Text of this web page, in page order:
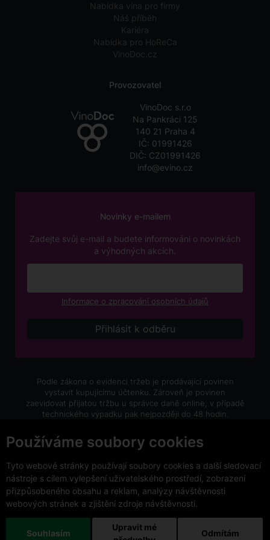
Používáme soubory cookies
Tyto webové stránky používají soubory cookies a další sledovací
nástroje s cílem vylepšení uživatelského prostředí, zobrazení
přizpůsobeného obsahu a reklam, analýzy návštěvnosti
webových stránek a zjištění zdroje návštěvnosti.
Souhlasím Odmítám
Upravit mé
Nabídka vína pro firmy
Náš příběh
Kariéra
Nabídka pro HoReCa
VinoDoc.cz
Provozovatel
VinoDoc s.r.o
Na Pankráci 125
140 21 Praha 4
IČ: 01991426
DIČ: CZ01991426
info@evino.cz
Novinky e-mailem
Zadejte svůj e-mail a budete informováni o novinkách
a výhodných akcích.
Informace o zpracování osobních údajů
Podle zákona o evidenci tržeb je prodávající povinen
vystavit kupujícímu účtenku. Zároveň je povinen
zaevidovat přijatou tržbu u správce daně online, v případě
technického výpadku pak nejpozději do 48 hodin.
nápojů osobám mladším 18 let.
This site is protected by reCAPTCHA and the Google
Privacy Policy
and apply.